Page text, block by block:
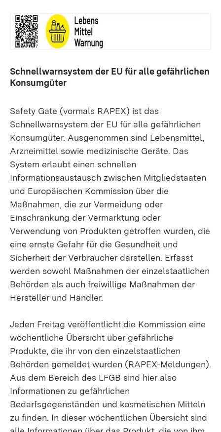
Schnellwarnsystem der EU für alle gefährlichen
Konsumgüter
Safety Gate (vormals RAPEX) ist das
Schnellwarnsystem der EU für alle gefährlichen
Konsumgüter. Ausgenommen sind Lebensmittel,
Arzneimittel sowie medizinische Geräte. Das
System erlaubt einen schnellen
Informationsaustausch zwischen Mitgliedstaaten
und Europäischen Kommission über die
Maßnahmen, die zur Vermeidung oder
Einschränkung der Vermarktung oder
Verwendung von Produkten getroffen wurden, die
eine ernste Gefahr für die Gesundheit und
Sicherheit der Verbraucher darstellen. Erfasst
werden sowohl Maßnahmen der einzelstaatlichen
Behörden als auch freiwillige Maßnahmen der
Hersteller und Händler.
Jeden Freitag veröffentlicht die Kommission eine
wöchentliche Übersicht über gefährliche
Produkte, die ihr von den einzelstaatlichen
Behörden gemeldet wurden (RAPEX-Meldungen).
Aus dem Bereich des LFGB sind hier also
Informationen zu gefährlichen
Bedarfsgegenständen und kosmetischen Mitteln
zu finden. In dieser wöchentlichen Übersicht sind